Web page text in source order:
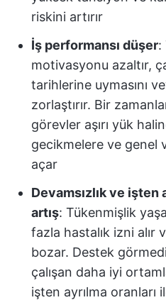
riskini artırır
İş performansı düşer:
motivasyonu azaltır,
tarihlerine uymasını
zorlaştırır. Bir
görevler aşırı yük
gecikmelere ve genel
açar
Devamsızlık ve işten
artış: Tükenmişlik
fazla hastalık izni alır
bozar. Destek
çalışan daha iyi
işten ayrılma oranları